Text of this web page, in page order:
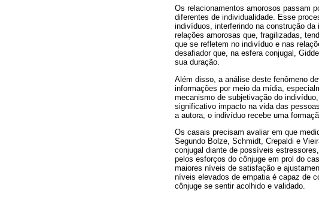
Os relacionamentos amorosos passam
diferentes de individualidade. Esse
indivíduos, interferindo na construção
relações amorosas que, fragilizadas,
que se refletem no indivíduo e nas
desafiador que, na esfera conjugal,
sua duração.
Além disso, a análise deste fenômeno
informações por meio da mídia,
mecanismo de subjetivação do
significativo impacto na vida das
a autora, o indivíduo recebe uma
Os casais precisam avaliar em que
Segundo Bolze, Schmidt, Crepaldi e
conjugal diante de possíveis
pelos esforços do cônjuge em prol do
maiores níveis de satisfação e
níveis elevados de empatia é capaz de
cônjuge se sentir acolhido e validado.